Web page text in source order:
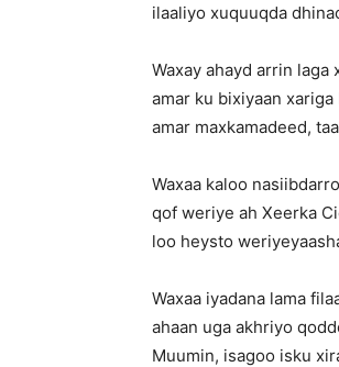
ilaaliyo xuquuqda
Waxay ahayd arrin laga
amar ku bixiyaan
amar maxkamadeed,
Waxaa kaloo
qof weriye ah Xeerka
loo heysto
Waxaa iyadana lama
ahaan uga akhriyo
Muumin, isagoo isku